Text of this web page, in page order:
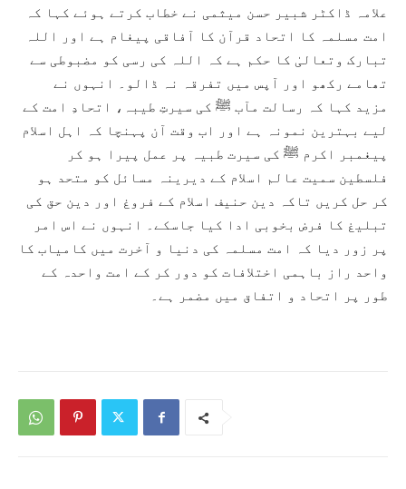
علامہ ڈاکٹر شبیر حسن میثمی نے خطاب کرتے ہوئے کہا کہ
امت مسلمہ کا اتحاد قرآن کا آفاقی پیغام ہے اور اللہ
تبارک وتعالیٰ کا حکم ہے کہ اللہ کی رسی کو مضبوطی سے
تھامے رکھو اور آپس میں تفرقہ نہ ڈالو۔ انہوں نے
مزید کہا کہ رسالت مآب ﷺ کی سیرتِ طیبہ، اتحادِ امت کے
لیے بہترین نمونہ ہے اور اب وقت آن پہنچا کہ اہل اسلام
پیغمبر اکرم ﷺ کی سیرت طبیہ پر عمل پیرا ہو کر
فلسطین سمیت عالم اسلام کے دیرینہ مسائل کو متحد ہو
کر حل کریں تاکہ دین حنیف اسلام کے فروغ اور دین حق کی
تبلیغ کا فرض بخوبی ادا کیا جاسکے۔ انہوں نے اس امر
پر زور دیا کہ امت مسلمہ کی دنیا و آخرت میں کامیاب کا
واحد راز باہمی اختلافات کو دور کر کے امت واحدہ کے
طور پر اتحاد و اتفاق میں مضمر ہے۔